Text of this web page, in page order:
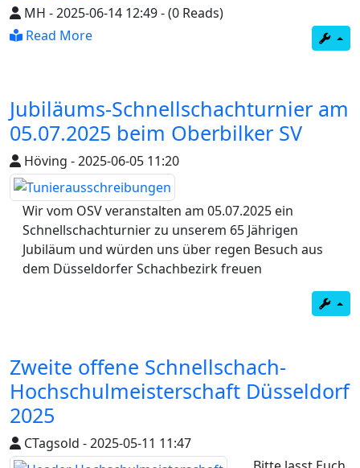
MH -2025-06-14 12:49-(0 Reads)
Read More
Jubiläums-Schnellschachturnier am
05.07.2025 beim Oberbilker SV
Höving -2025-06-05 11:20
Wir vom OSV veranstalten am 05.07.2025 ein
Schnellschachturnier zu unserem 65 Jährigen
Jubiläum und würden uns über regen Besuch aus
dem Düsseldorfer Schachbezirk freuen
Zweite offene Schnellschach-
Hochschulmeisterschaft Düsseldorf
2025
CTagsold -2025-05-11 11:47